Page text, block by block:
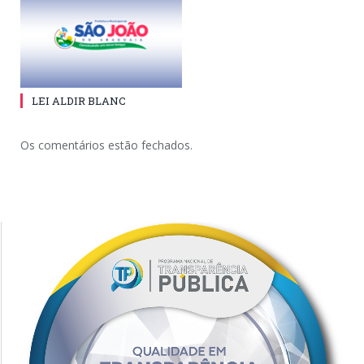
LEI ALDIR BLANC
Os comentários estão fechados.